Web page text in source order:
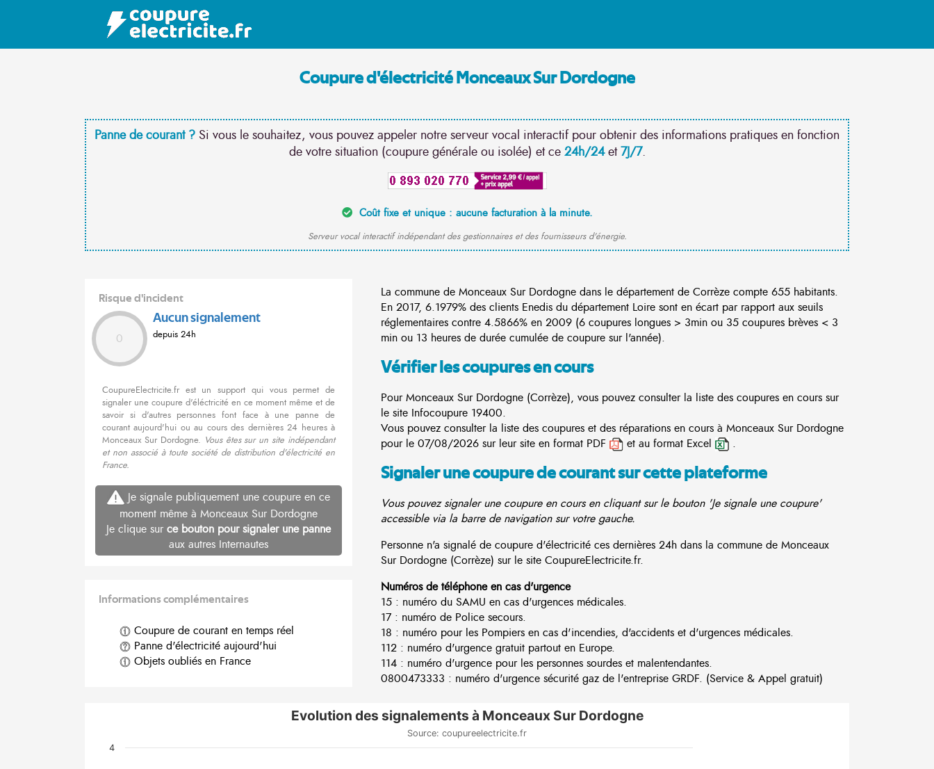
Coupure d'électricité Monceaux Sur Dordogne
Panne de courant ? Si vous le souhaitez, vous pouvez appeler notre serveur vocal interactif pour obtenir des informations pratiques en fonction
de votre situation (coupure générale ou isolée) et ce 24h/24et7J/7.
Coût fixe et unique : aucune facturation à la minute.
Serveur vocal interactif indépendant des gestionnaires et des fournisseurs d'énergie.
Risque d'incident
0
Aucun signalement
depuis 24h
CoupureElectricite.fr est un support qui vous permet de
signaler une coupure d'éléctricité en ce moment même et de
savoir si d'autres personnes font face à une panne de
courant aujourd'hui ou au cours des dernières 24 heures à
Monceaux Sur Dordogne. Vous êtes sur un site indépendant
et non associé à toute société de distribution d'électricité en
France.
Je signale publiquement une coupure en ce
moment même à Monceaux Sur Dordogne
Je clique sur ce bouton pour signaler une panne
aux autres Internautes
Informations complémentaires
Coupure de courant en temps réel
Panne d'électricité aujourd'hui
Objets oubliés en France
La commune de Monceaux Sur Dordogne dans le département de Corrèze compte 655 habitants.
En 2017, 6.1979% des clients Enedis du département Loire sont en écart par rapport aux seuils
réglementaires contre 4.5866% en 2009 (6 coupures longues > 3min ou 35 coupures brèves < 3
min ou 13 heures de durée cumulée de coupure sur l'année).
Vérifier les coupures en cours
Pour Monceaux Sur Dordogne (Corrèze), vous pouvez consulter la liste des coupures en cours sur
le site Infocoupure 19400.
Vous pouvez consulter la liste des coupures et des réparations en cours à Monceaux Sur Dordogne
pour le 07/08/2026 sur leur site en format PDF
et au format Excel .
Signaler une coupure de courant sur cette plateforme
Vous pouvez signaler une coupure en cours en cliquant sur le bouton 'Je signale une coupure'
accessible via la barre de navigation sur votre gauche.
Personne n'a signalé de coupure d'électricité ces dernières 24h dans la commune de Monceaux
Sur Dordogne (Corrèze) sur le site CoupureElectricite.fr.
Numéros de téléphone en cas d'urgence
15 : numéro du SAMU en cas d'urgences médicales.
17 : numéro de Police secours.
18 : numéro pour les Pompiers en cas d'incendies, d'accidents et d'urgences médicales.
112 : numéro d'urgence gratuit partout en Europe.
114 : numéro d'urgence pour les personnes sourdes et malentendantes.
0800473333 : numéro d'urgence sécurité gaz de l'entreprise GRDF. (Service & Appel gratuit)
Evolution des signalements à Monceaux Sur Dordogne
Source: coupureelectricite.fr
4